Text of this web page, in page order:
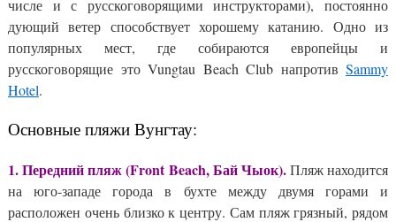
числе и с русскоговорящими инструкторами), постоянно
дующий ветер способствует хорошему катанию. Одно из
популярных мест, где собираются европейцы и
русскоговорящие это Vungtau Beach Club напротив Sammy
Hotel.
Основные пляжи Вунгтау:
1. Передний пляж (Front Beach, Бай Чыок).Пляж находится
на юго-западе города в бухте между двумя горами и
расположен очень близко к центру. Сам пляж грязный, рядом